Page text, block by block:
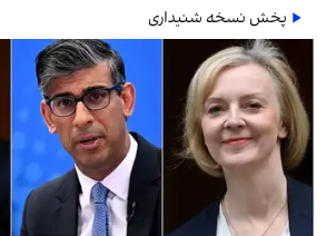
پخش نسخه شنیداری